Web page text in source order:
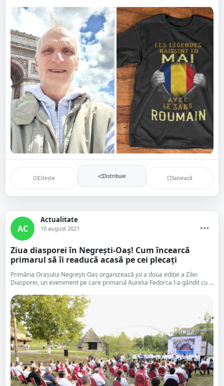
Citește Distribuie Salvează
AC
Actualitate
10 august 2021
Ziua diasporei în Negrești-Oaș! Cum încearcă
primarul să îi readucă acasă pe cei plecați
Primăria Orașului Negrești-Oaș organizează joi a doua ediție a Zilei
Diasporei, un eveniment pe care primarul Aurelia Fedorca l-a gândit cu ...